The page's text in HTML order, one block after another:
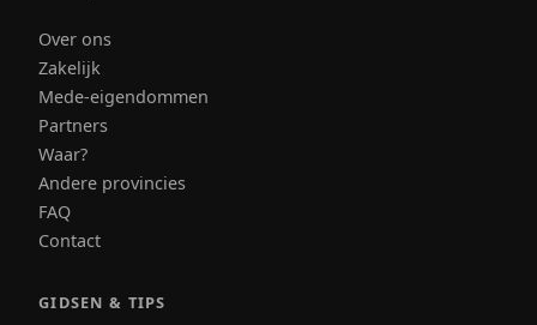
Over ons
Zakelijk
Mede-eigendommen
Partners
Waar?
Andere provincies
FAQ
Contact
GIDSEN & TIPS